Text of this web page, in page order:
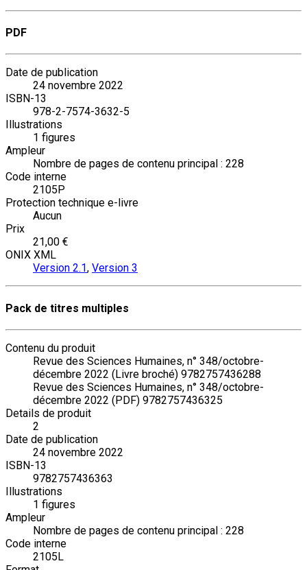
PDF
Date de publication
24 novembre 2022
ISBN-13
978-2-7574-3632-5
Illustrations
1 figures
Ampleur
Nombre de pages de contenu principal : 228
Code interne
2105P
Protection technique e-livre
Aucun
Prix
21,00 €
ONIX XML
Version 2.1, Version 3
Pack de titres multiples
Contenu du produit
Revue des Sciences Humaines, n° 348/octobre-
décembre 2022 (Livre broché) 9782757436288
Revue des Sciences Humaines, n° 348/octobre-
décembre 2022 (PDF) 9782757436325
Details de produit
2
Date de publication
24 novembre 2022
ISBN-13
9782757436363
Illustrations
1 figures
Ampleur
Nombre de pages de contenu principal : 228
Code interne
2105L